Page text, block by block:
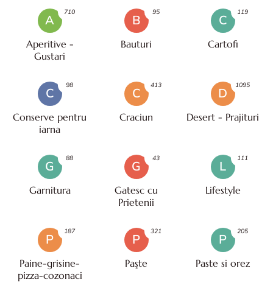
A
Aperitive -
Gustari
710
B
Bauturi
95
C
Cartofi
119
C
Conserve pentru
iarna
98
C
Craciun
413
D
Desert - Prajituri
1095
G
Garnitura
88
G
Gatesc cu
Prietenii
43
L
Lifestyle
111
P
Paine-grisine-
pizza-cozonaci
187
P
Paşte
321
P
Paste si orez
205